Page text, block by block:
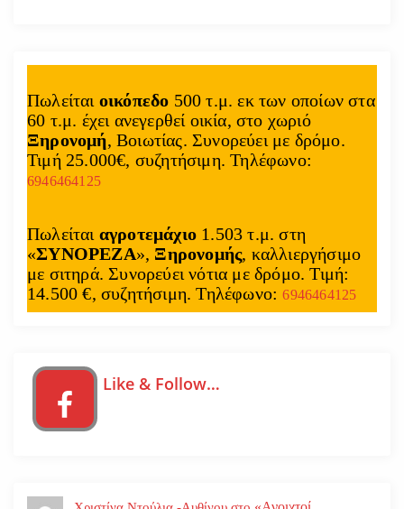
Πωλείται οικόπεδο 500 τ.μ. εκ των οποίων στα
60 τ.μ. έχει ανεγερθεί οικία, στο χωριό
Ξηρονομή, Βοιωτίας. Συνορεύει με δρόμο.
Τιμή 25.000€, συζητήσιμη. Τηλέφωνο:
6946464125
Πωλείται αγροτεμάχιο 1.503 τ.μ. στη
«ΣΥΝΟΡΕΖΑ», Ξηρονομής, καλλιεργήσιμο
με σιτηρά. Συνορεύει νότια με δρόμο. Τιμή:
14.500 €, συζητήσιμη. Τηλέφωνο:6946464125
Like & Follow…